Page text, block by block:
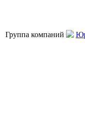
Группа компаний